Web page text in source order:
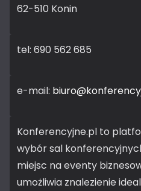
62-510 Konin
tel: 690 562 685
e-mail:
Konferencyjne.pl to
wybór sal
miejsc na eventy
umożliwia znalezienie